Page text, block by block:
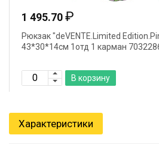
1 495.70₽
Рюкзак "deVENTE.Limited
43*30*14см 1отд 1 карман
В корзину
Характеристики